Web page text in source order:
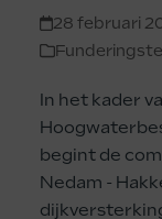
28 februari
In het kader
begint de
Nedam -